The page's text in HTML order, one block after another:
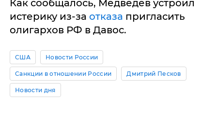
Как сообщалось, Медведев устроил
истерику из-за отказа пригласить
олигархов РФ в Давос.
США Новости России
Санкции в отношении России Дмитрий Песков
Новости дня